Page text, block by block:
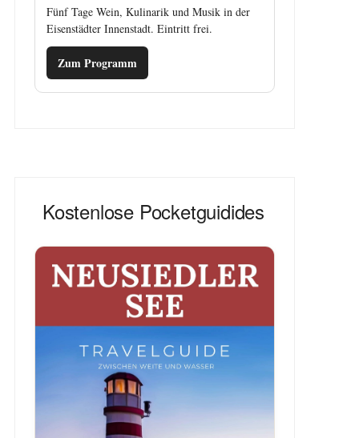
Fünf Tage Wein, Kulinarik und Musik in der
Eisenstädter Innenstadt. Eintritt frei.
Zum Programm
Kostenlose Pocketguidides